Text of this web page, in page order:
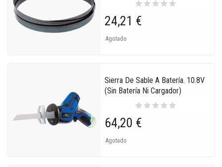
starstarstarstarstar
24,21 €
Agotado
Sierra De Sable A Batería. 10.8V
(sin Batería Ni Cargador)
starstarstarstarstar
64,20 €
Agotado